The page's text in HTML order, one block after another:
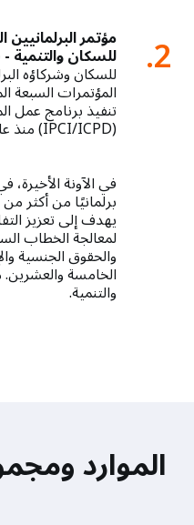
2. مؤتمر
للسكان والتنمية -
للسكان وشركاؤه
المؤتمرات السبعة
تنفيذ برنامج عمل
(IPCI/ICPD) منذ عام 2002.
يهدف إلى تعزيز
لمعالجة الخطاب
والحقوق الجنسية
الخامسة والعشرين.
والتنمية.
الموارد